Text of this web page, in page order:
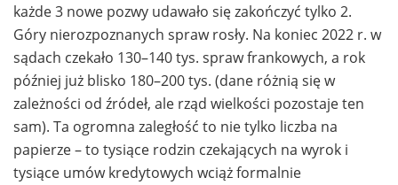
każde 3 nowe pozwy udawało się zakończyć tylko 2.
Góry nierozpoznanych spraw rosły. Na koniec 2022 r. w
sądach czekało 130–140 tys. spraw frankowych, a rok
później już blisko 180–200 tys. (dane różnią się w
zależności od źródeł, ale rząd wielkości pozostaje ten
sam). Ta ogromna zaległość to nie tylko liczba na
papierze – to tysiące rodzin czekających na wyrok i
tysiące umów kredytowych wciąż formalnie